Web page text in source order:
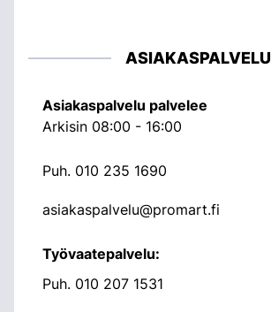
ASIAKASPALVELU
Asiakaspalvelu palvelee
Arkisin 08:00 - 16:00
Puh. 010 235 1690
asiakaspalvelu@promart.fi
Työvaatepalvelu:
Puh. 010 207 1531